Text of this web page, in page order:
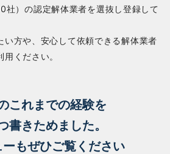
社）の認定解体業者を選抜し登録して
い方や、安心して依頼できる解体業者
ください。
これまでの経験を
書きためました。
ーもぜひご覧ください